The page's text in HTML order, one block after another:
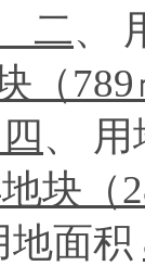
二、
（
、
块（
地面积